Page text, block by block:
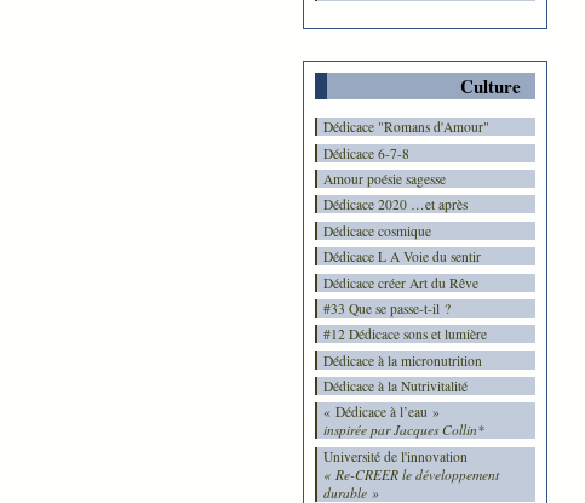
Culture
Dédicace "Romans d'Amour"
Dédicace 6-7-8
Amour poésie sagesse
Dédicace 2020 …et après
Dédicace cosmique
Dédicace L A Voie du sentir
Dédicace créer Art du Rêve
#33 Que se passe-t-il ?
#12 Dédicace sons et lumière
Dédicace à la micronutrition
Dédicace à la Nutrivitalité
« Dédicace à l’eau »
inspirée par Jacques Collin*
Université de l'innovation
« Re-CREER le développement
durable »